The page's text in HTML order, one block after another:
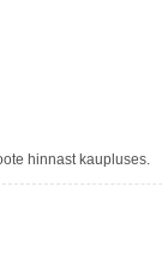
hinnast kaupluses.